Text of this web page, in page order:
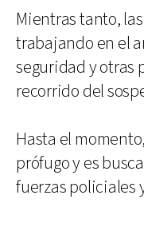
Mientras tanto,
trabajando en el
seguridad y otras
recorrido del
Hasta el
prófugo y es
fuerzas policiales